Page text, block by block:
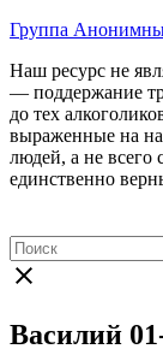
Перейти
содержимому
Группа
Наш ресурс не
— поддержание
до тех
выраженные на
людей, а не всего
единственно
Меню
Поиск:
Поиск:
Закрыть
Василий